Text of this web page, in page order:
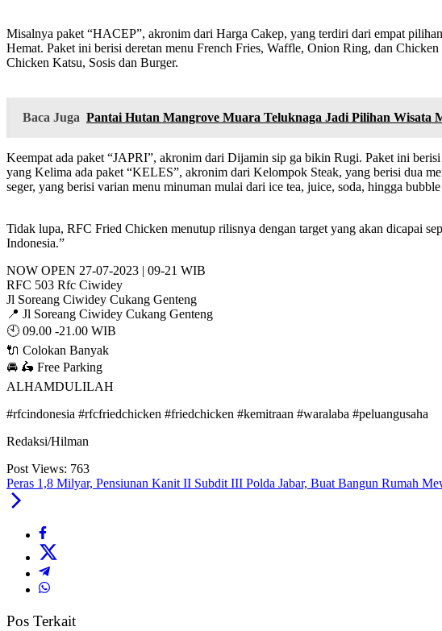
Misalnya paket “HACEP”, akronim dari Harga Cakep, yang terdiri dari empat
Hemat. Paket ini berisi deretan menu French Fries, Waffle, Onion Ring, dan
Chicken Katsu, Sosis dan Burger.
Baca Juga Pantai Hutan Mangrove Muara Teluknaga Jadi Pilihan Wisata
Keempat ada paket “JAPRI”, akronim dari Dijamin sip ga bikin Rugi. Paket ini
yang Kelima ada paket “KELES”, akronim dari Kelompok Steak, yang berisi dua
seger, yang berisi varian menu minuman mulai dari ice tea, juice, soda, hingga
Tidak lupa, RFC Fried Chicken menutup rilisnya dengan target yang akan dicapai
Indonesia.”
NOW OPEN 27-07-2023 | 09-21 WIB
RFC 503 Rfc Ciwidey
Jl Soreang Ciwidey Cukang Genteng
📍 Jl Soreang Ciwidey Cukang Genteng
🕙 09.00 -21.00 WIB
🔌 Colokan Banyak
🚘 🛵 Free Parking
ALHAMDULILAH
#rfcindonesia #rfcfriedchicken #friedchicken #kemitraan #waralaba #peluangusaha
Redaksi/Hilman
Post Views: 763
Peras 1,8 Milyar, Pensiunan Kanit II Subdit III Polda Jabar, Buat Bangun Rumah
Pos Terkait